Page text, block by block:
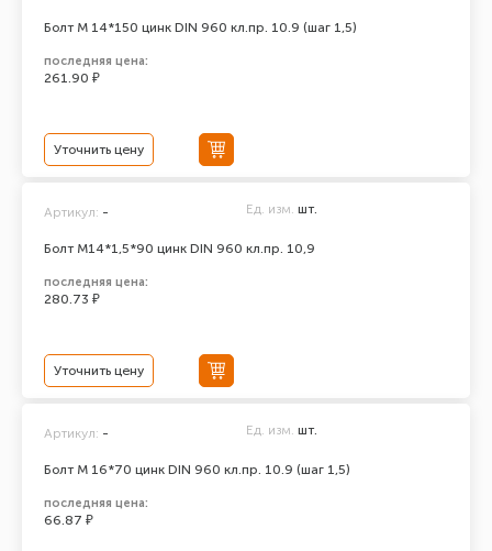
Болт М 14*150 цинк DIN 960 кл.пр. 10.9 (шаг 1,5)
последняя цена:
261.90 ₽
Уточнить цену
Болт М14*1,5*90 цинк DIN 960 кл.пр. 10,9
Артикул: - Ед. изм. шт.
последняя цена:
280.73 ₽
Уточнить цену
Болт М 16*70 цинк DIN 960 кл.пр. 10.9 (шаг 1,5)
Артикул: - Ед. изм. шт.
последняя цена:
66.87 ₽